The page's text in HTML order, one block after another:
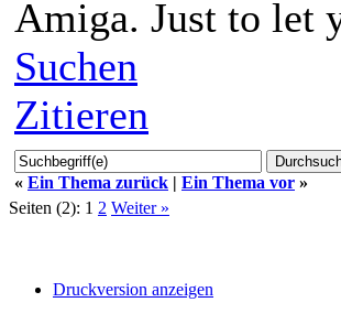
Amiga. Just to let
Suchen
Zitieren
« Ein Thema zurück | Ein Thema vor »
Seiten (2): 1 2 Weiter »
Druckversion anzeigen